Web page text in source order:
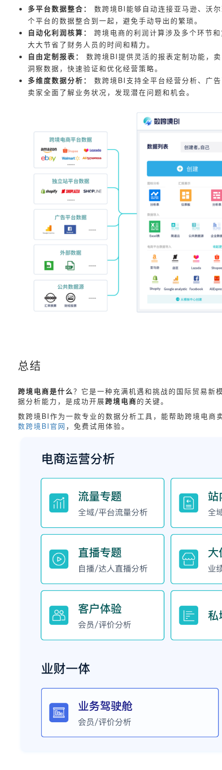
多平台数据整合：
数跨境BI能够自动连接亚马逊、沃
个平台的数据整合到一起，避免手动导出的繁琐。
自动化利润核算：
跨境电商的利润计算涉及多个环节
大大节省了财务人员的时间和精力。
自由定制报表：
数跨境BI提供灵活的报表定制功能，
洞察数据，快速验证和优化经营策略。
多维度数据分析：
数跨境BI支持全平台经营分析、广
卖家全面了解业务状况，发现潜在问题和机会。
总结
跨境电商是什么？它是一种充满机遇和挑战的国际贸易新
据分析能力，是成功开展跨境电商的关键。
数跨境BI作为一款专业的数据分析工具，能帮助跨境电
数跨境BI官网 ，免费试用体验。